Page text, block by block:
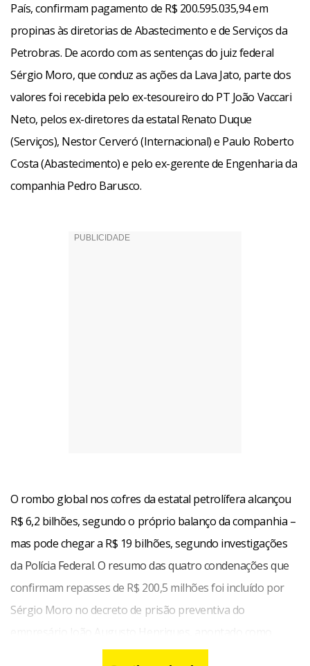
País, confirmam pagamento de R$ 200.595.035,94 em
propinas às diretorias de Abastecimento e de Serviços da
Petrobras. De acordo com as sentenças do juiz federal
Sérgio Moro, que conduz as ações da Lava Jato, parte dos
valores foi recebida pelo ex-tesoureiro do PT João Vaccari
Neto, pelos ex-diretores da estatal Renato Duque
(Serviços), Nestor Cerveró (Internacional) e Paulo Roberto
Costa (Abastecimento) e pelo ex-gerente de Engenharia da
companhia Pedro Barusco.
O rombo global nos cofres da estatal petrolífera alcançou
R$ 6,2 bilhões, segundo o próprio balanço da companhia –
mas pode chegar a R$ 19 bilhões, segundo investigações
da Polícia Federal. O resumo das quatro condenações que
confirmam repasses de R$ 200,5 milhões foi incluído por
Sérgio Moro no decreto de prisão preventiva do
lobista do PMDB na estatal petrolífera e acusador do